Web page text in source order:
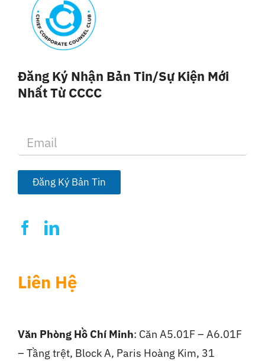
Đăng Ký Nhận Bản Tin/sự Kiện Mới
Nhất Từ CCCC
a
i
*
Đăng Ký Bản Tin
Liên Hệ
Văn Phòng Hồ Chí Minh: Căn A5.01F – A6.01F
– Tầng trệt, Block A, Paris Hoàng Kim, 31